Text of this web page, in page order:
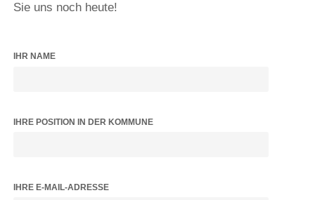
Sie uns noch heute!
IHR NAME
IHRE POSITION IN DER KOMMUNE
IHRE E-MAIL-ADRESSE